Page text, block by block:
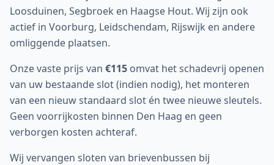
Loosduinen, Segbroek en Haagse Hout. Wij zijn ook
actief in Voorburg, Leidschendam, Rijswijk en andere
omliggende plaatsen.
Onze vaste prijs van €115 omvat het schadevrij openen
van uw bestaande slot (indien nodig), het monteren
van een nieuw standaard slot én twee nieuwe sleutels.
Geen voorrijkosten binnen Den Haag en geen
verborgen kosten achteraf.
Wij vervangen sloten van brievenbussen bij